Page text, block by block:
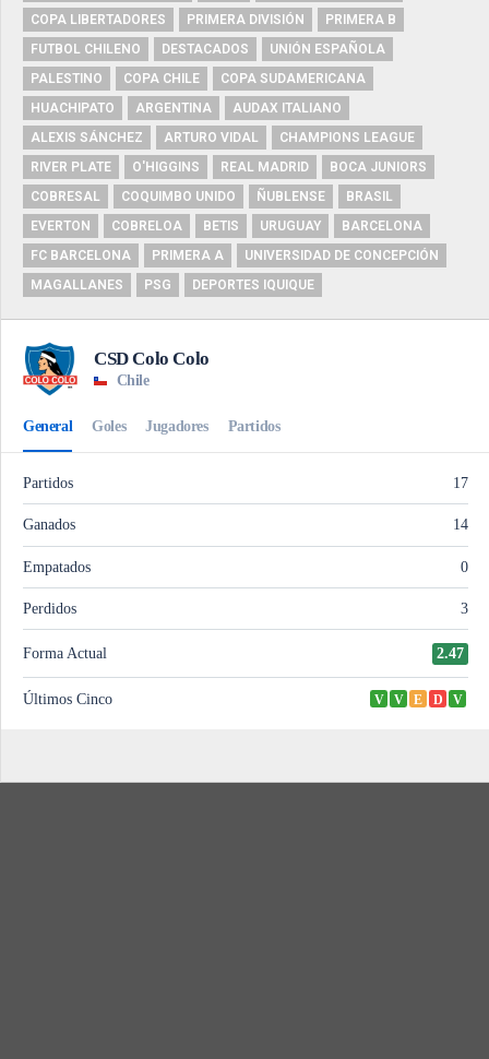
COPA LIBERTADORES
PRIMERA DIVISIÓN
PRIMERA B
FUTBOL CHILENO
DESTACADOS
UNIÓN ESPAÑOLA
PALESTINO
COPA CHILE
COPA SUDAMERICANA
HUACHIPATO
ARGENTINA
AUDAX ITALIANO
ALEXIS SÁNCHEZ
ARTURO VIDAL
CHAMPIONS LEAGUE
RIVER PLATE
O'HIGGINS REAL MADRID
BOCA JUNIORS
COBRESAL
COQUIMBO UNIDO ÑUBLENSE
BRASIL
EVERTON
COBRELOA BETIS URUGUAY
BARCELONA
FC BARCELONA
PRIMERA A
UNIVERSIDAD DE CONCEPCIÓN
MAGALLANES
PSG DEPORTES IQUIQUE